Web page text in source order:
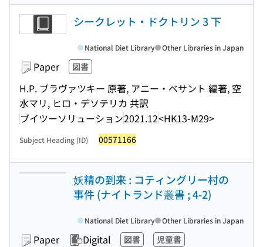
シークレット・ドクトリン 3 下
Paper 図書
H.P. ブラヴァツキー 原著, アニー・ベサント 編著, 空
水マリ, ヒロ・デソテリカ 共訳
ブイツーソリューション2021.12<HK13-M29>
National Diet Library Other Libraries in Japan
Subject Heading (ID) 00571166
妖精の到来 : コティングリー村の
事件 (ナイトランド叢書 ; 4-2)
Paper Digital 図書 児童書
National Diet Library Other Libraries in Japan